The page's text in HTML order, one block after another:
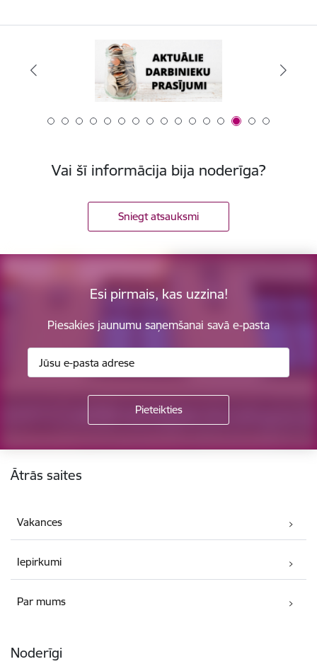
Vai šī informācija bija noderīga?
Sniegt atsauksmi
Esi pirmais, kas uzzina!
Piesakies jaunumu saņemšanai savā e-pasta
Ātrās saites
Vakances
Iepirkumi
Par mums
Noderīgi